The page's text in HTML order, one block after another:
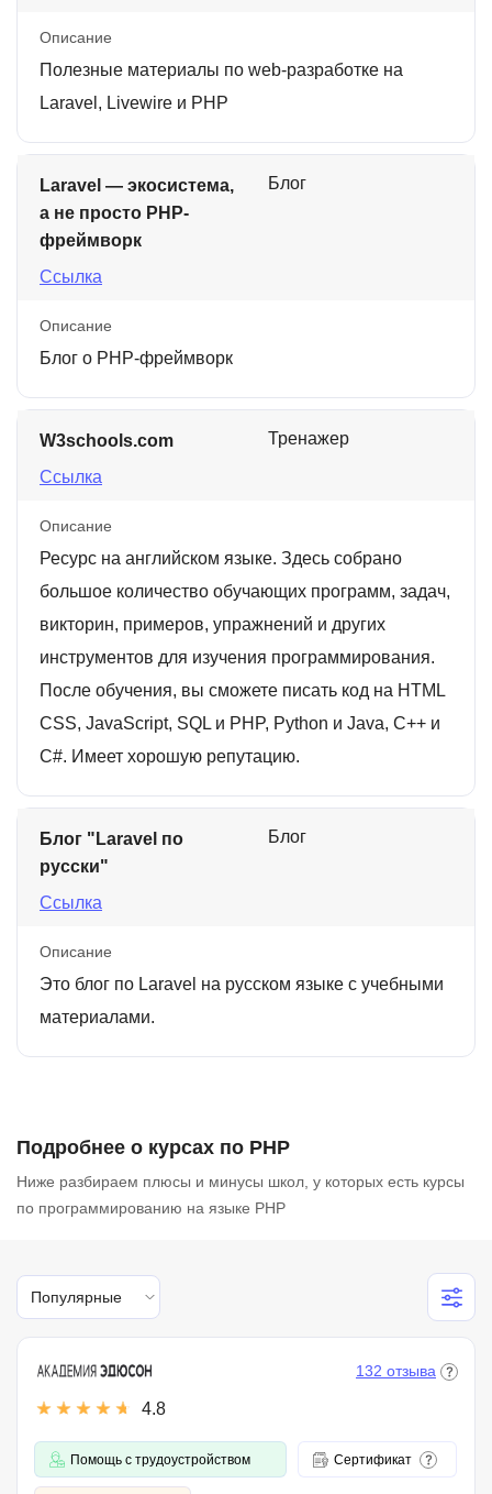
Описание
Полезные материалы по web-разработке на
Laravel, Livewire и PHP
Laravel — экосистема,
а не просто PHP-
фреймворк
Ссылка
Блог
Описание
Блог о PHP-фреймворк
W3schools.com
Ссылка
Тренажер
Описание
Ресурс на английском языке. Здесь собрано
большое количество обучающих программ, задач,
викторин, примеров, упражнений и других
инструментов для изучения программирования.
После обучения, вы сможете писать код на HTML
CSS, JavaScript, SQL и PHP, Python и Java, C++ и
C#. Имеет хорошую репутацию.
Блог "Laravel по
русски"
Ссылка
Блог
Описание
Это блог по Laravel на русском языке с учебными
материалами.
Подробнее о курсах по PHP
Ниже разбираем плюсы и минусы школ, у которых есть курсы
по программированию на языке PHP
Популярные
4.8
132 отзыва
Помощь с трудоустройством Сертификат